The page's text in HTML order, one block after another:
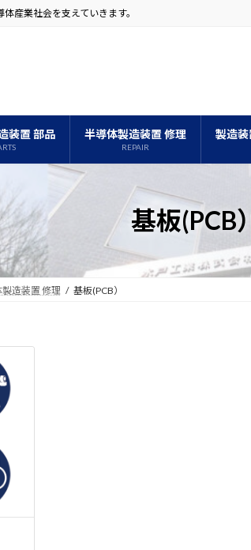
産業社会を支えていきます。
装置 部品 半導体製造装置 修理
REPAIR
製造
基板(PCB
造装置 修理 基板(PCB）